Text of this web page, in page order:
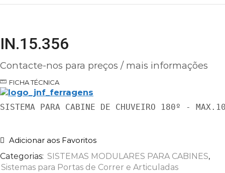
IN.15.356
Contacte-nos para preços / mais informações
FICHA TÉCNICA
SISTEMA PARA CABINE DE CHUVEIRO 180º -
Adicionar aos Favoritos
Categorias: SISTEMAS MODULARES PARA CABINES,
Sistemas para Portas de Correr e Articuladas